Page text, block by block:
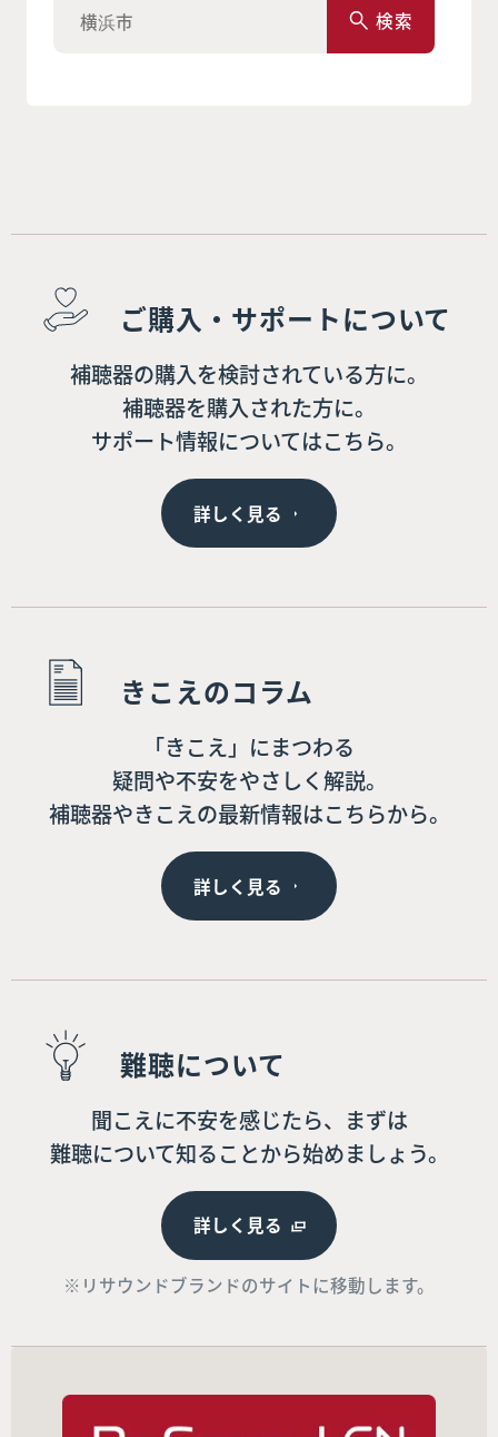
検索
ご購入・サポートについて
補聴器の購入を検討されている方に。
補聴器を購入された方に。
サポート情報についてはこちら。
詳しく見る
きこえのコラム
「きこえ」にまつわる
疑問や不安をやさしく解説。
補聴器やきこえの最新情報はこちらから。
詳しく見る
難聴について
聞こえに不安を感じたら、まずは
難聴について知ることから始めましょう。
詳しく見る
※リサウンドブランドのサイトに移動します。